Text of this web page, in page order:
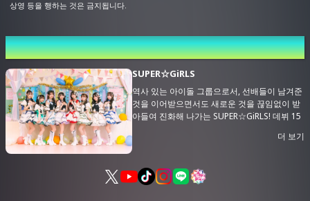
상영 등을 행하는 것은 금지됩니다.
출연자
SUPER☆GiRLS
역사 있는 아이돌 그룹으로서, 선배들이 남겨준
것을 이어받으면서도 새로운 것을 끊임없이 받
아들여 진화해 나가는 SUPER☆GiRLS! 데뷔 15
더 보기